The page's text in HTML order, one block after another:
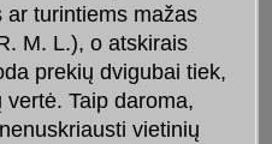
ar turintiems mažas
M. L.), o atskirais
prekių dvigubai tiek,
vertė. Taip daroma,
vietinių